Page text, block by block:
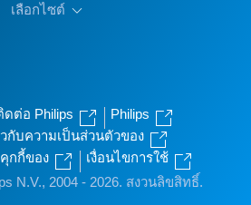
เลือกไซต์
ดต่อ Philips
Philips
กับความเป็นส่วนตัวของ
กกี้ของ
เงื่อนไขการใช้
N.V., 2004 - 2026. สงวนลิขสิทธิ์.